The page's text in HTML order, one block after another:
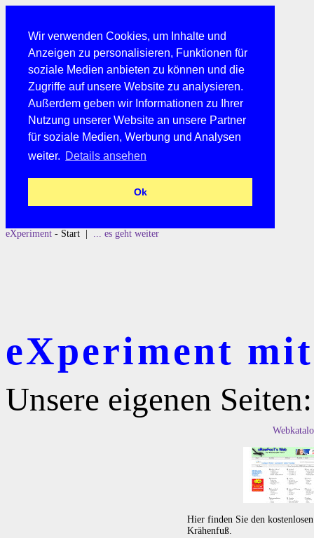
Wir verwenden Cookies, um Inhalte und
Anzeigen zu personalisieren, Funktionen für
soziale Medien anbieten zu können und die
Zugriffe auf unsere Website zu analysieren.
Außerdem geben wir Informationen zu Ihrer
Nutzung unserer Website an unsere Partner
für soziale Medien, Werbung und Analysen
weiter. Details ansehen
Ok
eXperiment - Start | ... es geht weiter
eXperiment
Unsere eigenen Seiten:
Hier finden Sie den
Krähenfuß.